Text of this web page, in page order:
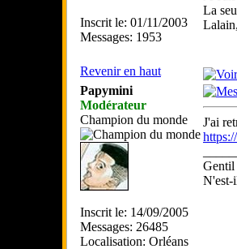
Inscrit le: 01/11/2003
Messages: 1953
La
Revenir en haut
Papymini
Modérateur
Champion du monde
Inscrit le: 14/09/2005
Messages: 26485
Localisation: Orléans
J'ai
Gentil
N'est-